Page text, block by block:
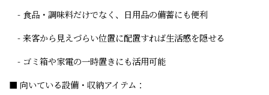
- 食品・調味料だけでなく、日用品の備蓄にも便利
- 来客から見えづらい位置に配置すれば生活感を隠せる
- ゴミ箱や家電の一時置きにも活用可能
■ 向いている設備・収納アイテム：